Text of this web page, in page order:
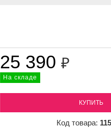
25 390 ₽
На складе
КУПИТЬ
Код товара: 115